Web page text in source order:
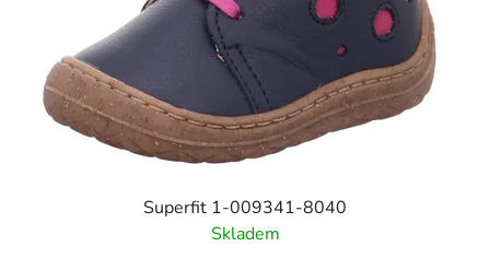
Superfit 1-009341-8040
Skladem